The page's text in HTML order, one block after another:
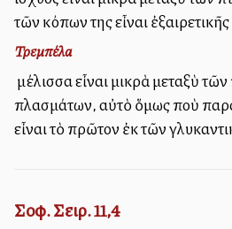
τῶν κόπων της εἶναι
Τρεμπέλα
Ἡ μέλισσα εἶναι μικρὰ μεταξὺ
πλασμάτων, αὐτὸ ὅμως ποὺ
εἶναι τὸ πρῶτον ἐκ τῶν
Σοφ. Σειρ. 11,4